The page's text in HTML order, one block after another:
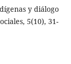
y diálogo
5(10), 31-